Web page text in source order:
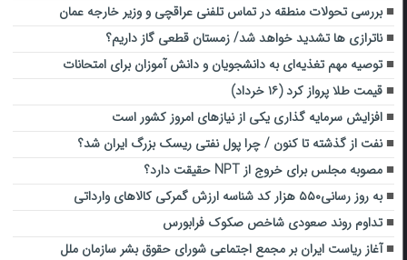
بررسی تحولات منطقه در تماس تلفنی عراقچی و وزیر خارجه عمان
ناترازی ها تشدید خواهد شد/ زمستان قطعی گاز داریم؟
توصیه مهم تغذیه‌ای به دانشجویان و دانش آموزان برای امتحانات
قیمت طلا پرواز کرد (۱۶ خرداد)
افزایش سرمایه گذاری یکی از نیازهای امروز کشور است
نفت از گذشته تا کنون / چرا پول نفتی ریسک بزرگ ایران شد؟
مصوبه‌ مجلس برای خروج از NPT حقیقت دارد؟
به روز رسانی۵۵۰ هزار کد شناسه ارزش گمرکی کالاهای وارداتی
تداوم روند صعودی شاخص صکوک فرابورس
آغاز ریاست ایران بر مجمع اجتماعی شورای حقوق بشر سازمان ملل